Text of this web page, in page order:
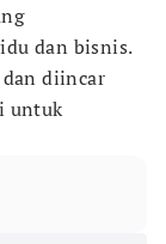
dan bisnis.
diincar
untuk